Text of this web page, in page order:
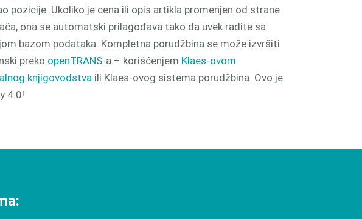
pozicije. Ukoliko je cena ili opis artikla promenjen od strane
ona se automatski prilagođava tako da uvek radite sa
bazom podataka. Kompletna porudžbina se može izvršiti
preko openTRANS-a – korišćenjem Klaes-ovom
knjigovodstva ili Klaes-ovog sistema porudžbina. Ovo je
4.0!